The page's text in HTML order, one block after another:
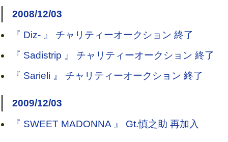
2008/12/03
『 Diz- 』 チャリティーオークション 終了
『 Sadistrip 』 チャリティーオークション 終了
『 Sarieli 』 チャリティーオークション 終了
2009/12/03
『 SWEET MADONNA 』 Gt.慎之助 再加入